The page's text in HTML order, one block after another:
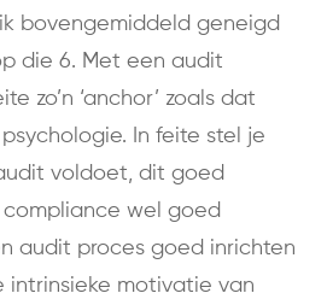
bovengemiddeld geneigd
die 6. Met een audit
zo’n ‘anchor’ zoals dat
In feite stel je
voldoet, dit goed
wel goed
audit proces goed inrichten
intrinsieke motivatie van